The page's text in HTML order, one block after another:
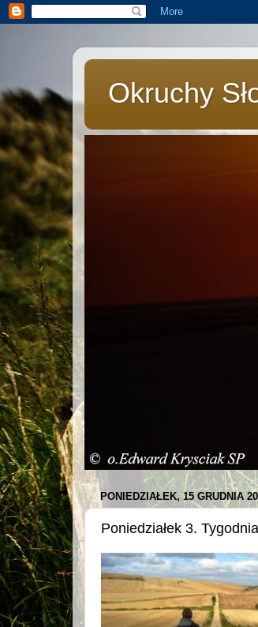
Okruchy
PONIEDZIAŁEK, 15 GRUDNIA
Poniedziałek 3.